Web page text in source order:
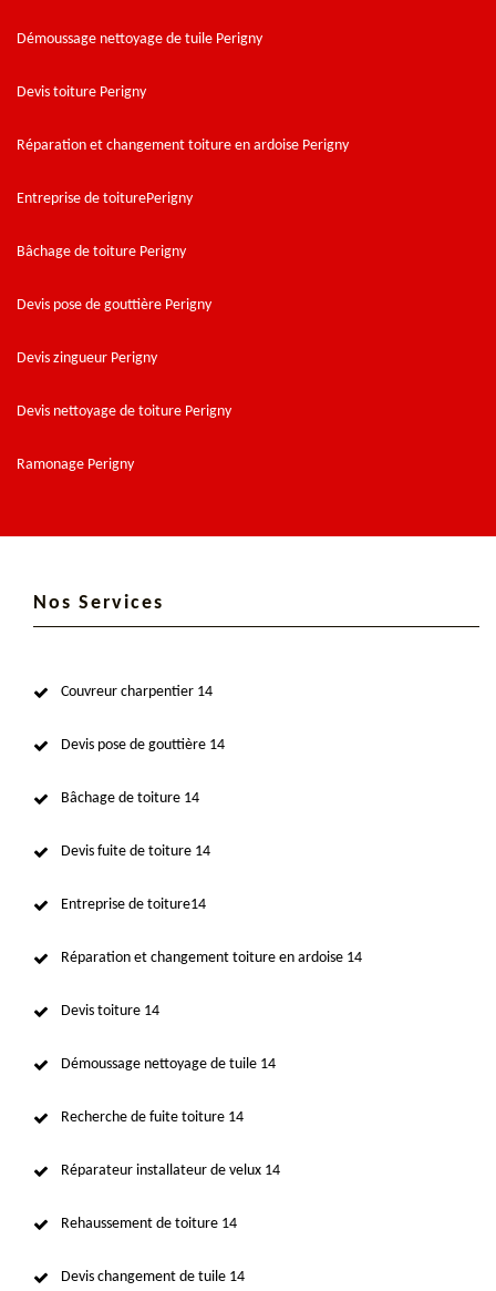
Démoussage nettoyage de tuile Perigny
Devis toiture Perigny
Réparation et changement toiture en ardoise Perigny
Entreprise de toiturePerigny
Bâchage de toiture Perigny
Devis pose de gouttière Perigny
Devis zingueur Perigny
Devis nettoyage de toiture Perigny
Ramonage Perigny
Nos Services
Couvreur charpentier 14
Devis pose de gouttière 14
Bâchage de toiture 14
Devis fuite de toiture 14
Entreprise de toiture14
Réparation et changement toiture en ardoise 14
Devis toiture 14
Démoussage nettoyage de tuile 14
Recherche de fuite toiture 14
Réparateur installateur de velux 14
Rehaussement de toiture 14
Devis changement de tuile 14